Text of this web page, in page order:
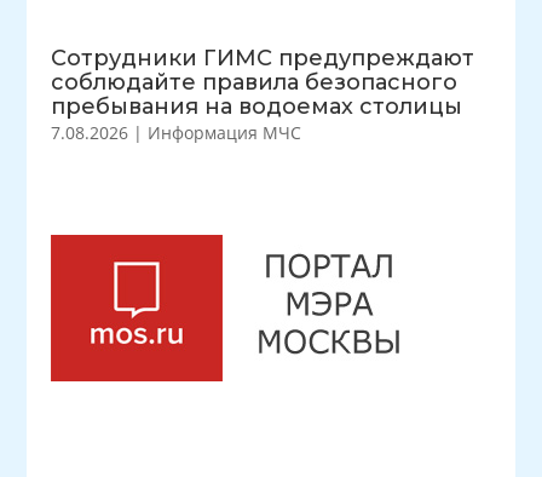
Сотрудники ГИМС предупреждают
соблюдайте правила безопасного
пребывания на водоемах столицы
7.08.2026 | Информация МЧС